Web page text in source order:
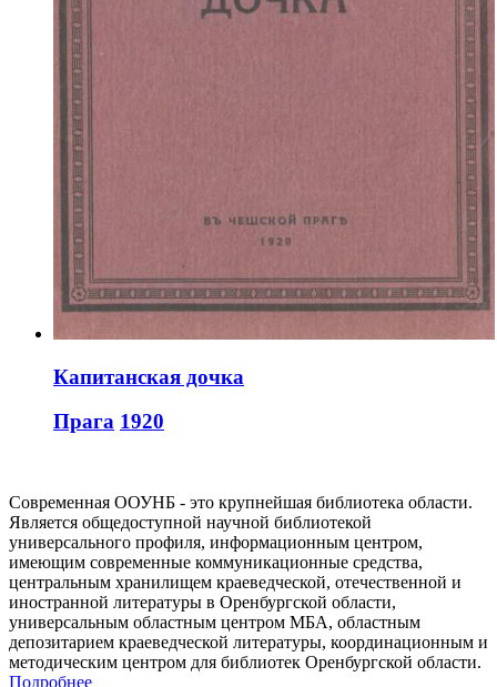
Капитанская дочка
Прага 1920
Современная ООУНБ - это крупнейшая библиотека области.
Является общедоступной научной библиотекой
универсального профиля, информационным центром,
имеющим современные коммуникационные средства,
центральным хранилищем краеведческой, отечественной и
иностранной литературы в Оренбургской области,
универсальным областным центром МБА, областным
депозитарием краеведческой литературы, координационным и
методическим центром для библиотек Оренбургской области.
Подробнее